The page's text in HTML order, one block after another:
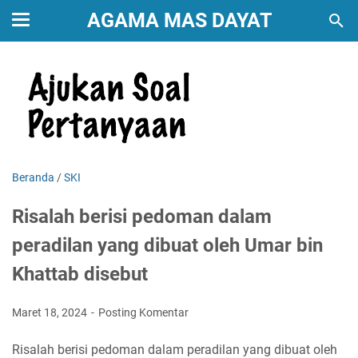
AGAMA MAS DAYAT
Beranda /SKI
Risalah berisi pedoman dalam
peradilan yang dibuat oleh Umar bin
Khattab disebut
Maret 18, 2024 Posting Komentar
Risalah berisi pedoman dalam peradilan yang dibuat oleh